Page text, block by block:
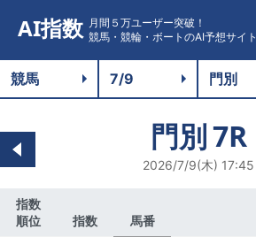
AI指数 月間５万ユーザー突破！
競馬・競輪・ボートのAI予想サイト
門別7R
2026/7/9(木) 17:45
指数
順位
指数 馬番